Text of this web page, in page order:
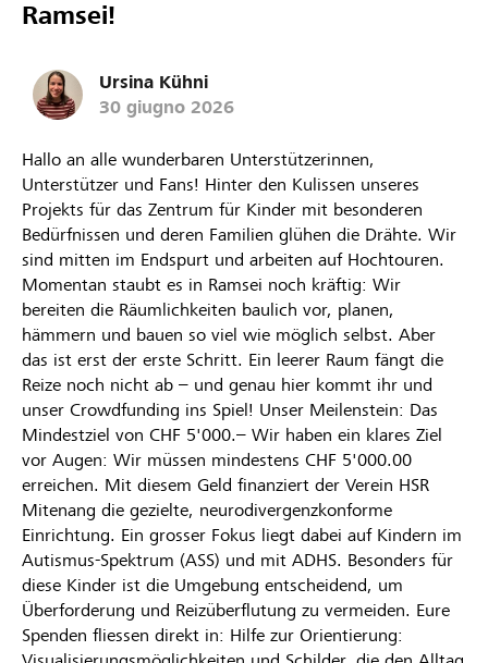
Ramsei!
Ursina Kühni
30 giugno 2026
Hallo an alle wunderbaren Unterstützerinnen,
Unterstützer und Fans! Hinter den Kulissen unseres
Projekts für das Zentrum für Kinder mit besonderen
Bedürfnissen und deren Familien glühen die Drähte. Wir
sind mitten im Endspurt und arbeiten auf Hochtouren.
Momentan staubt es in Ramsei noch kräftig: Wir
bereiten die Räumlichkeiten baulich vor, planen,
hämmern und bauen so viel wie möglich selbst. Aber
das ist erst der erste Schritt. Ein leerer Raum fängt die
Reize noch nicht ab – und genau hier kommt ihr und
unser Crowdfunding ins Spiel! Unser Meilenstein: Das
Mindestziel von CHF 5'000.– Wir haben ein klares Ziel
vor Augen: Wir müssen mindestens CHF 5'000.00
erreichen. Mit diesem Geld finanziert der Verein HSR
Mitenang die gezielte, neurodivergenzkonforme
Einrichtung. Ein grosser Fokus liegt dabei auf Kindern im
Autismus-Spektrum (ASS) und mit ADHS. Besonders für
diese Kinder ist die Umgebung entscheidend, um
Überforderung und Reizüberflutung zu vermeiden. Eure
Spenden fliessen direkt in: Hilfe zur Orientierung: